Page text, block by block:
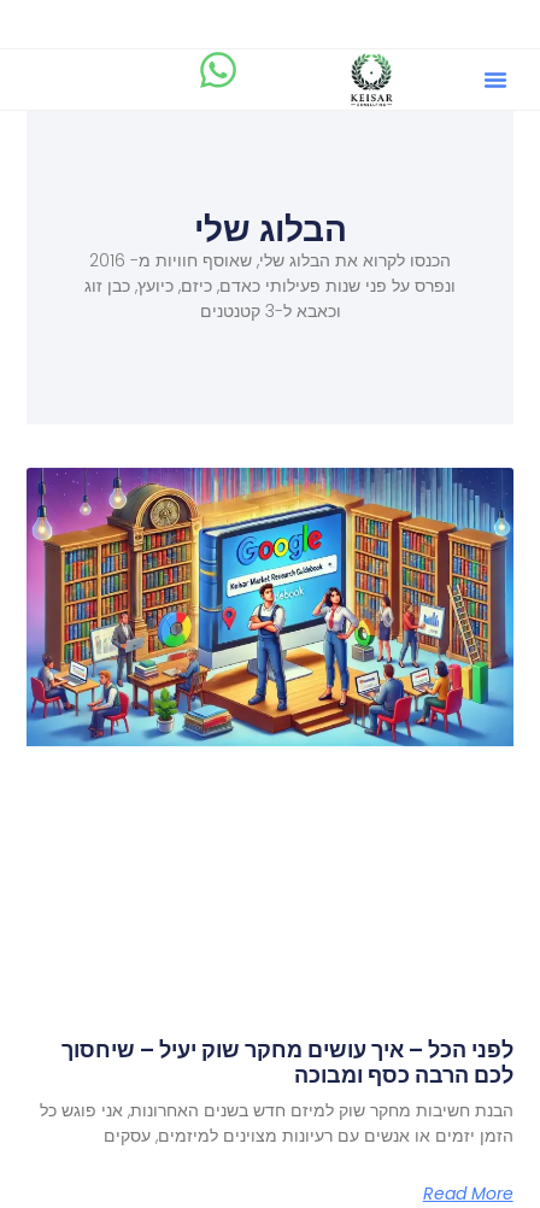
הבלוג שלי
הכנסו לקרוא את הבלוג שלי, שאוסף חוויות מ- 2016
ונפרס על פני שנות פעילותי כאדם, כיזם, כיועץ, כבן זוג
וכאבא ל-3 קטנטנים
לפני הכל – איך עושים מחקר שוק יעיל – שיחסוך
לכם הרבה כסף ומבוכה
הבנת חשיבות מחקר שוק למיזם חדש בשנים האחרונות, אני פוגש כל
הזמן יזמים או אנשים עם רעיונות מצוינים למיזמים, עסקים
Read More